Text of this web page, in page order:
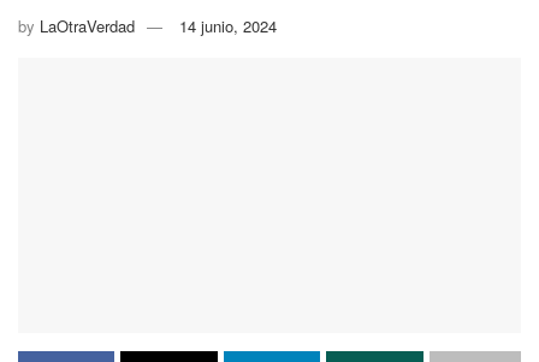
by LaOtraVerdad 14 junio, 2024